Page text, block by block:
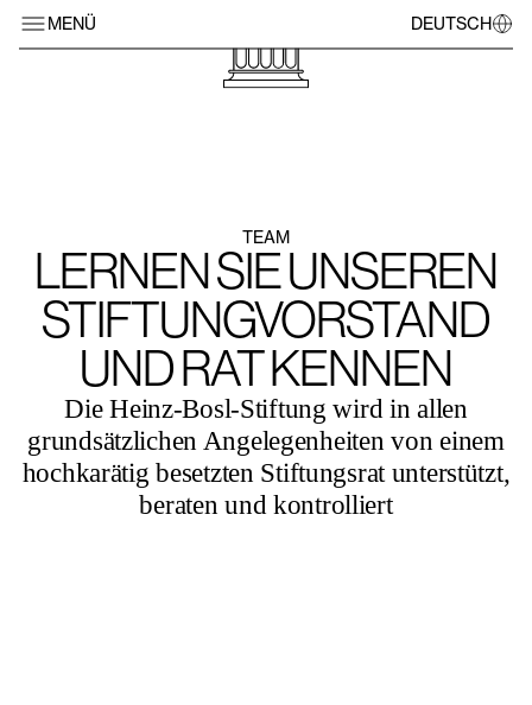
MENÜ DEUTSCH
TEAM
LERNEN SIE UNSEREN
STIFTUNGVORSTAND
UND RAT KENNEN
Die Heinz-Bosl-Stiftung wird in allen
grundsätzlichen Angelegenheiten von einem
hochkarätig besetzten Stiftungsrat unterstützt,
beraten und kontrolliert